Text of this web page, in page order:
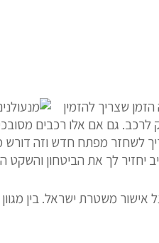
שצריך להזמין
לרכב. גם אם אלו רכבים
מפתח חדש וזה דורש
יחזיר לך את הביטחון והשקט
משטרת ישראל. בין מגוון